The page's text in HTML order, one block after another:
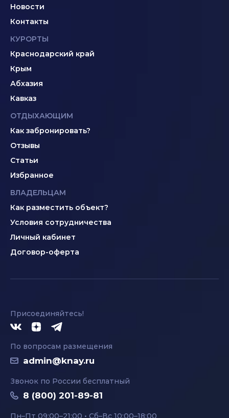
Новости
Контакты
КУРОРТЫ
Краснодарский край
Крым
Абхазия
Кавказ
ОТДЫХАЮЩИМ
Как забронировать?
Отзывы
Статьи
Избранное
ВЛАДЕЛЬЦАМ
Как разместить объект?
Условия сотрудничества
Личный кабинет
Договор-оферта
Присоединяйтесь!
По вопросам размещения
admin@knay.ru
Звонок по России бесплатный
8 (800) 201-89-81
Пн–Пт 09:00–21:00 • Сб–Вс 10:00–18:00